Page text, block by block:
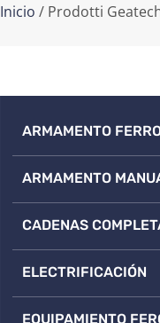
Inicio / Prodotti
ARMAMENTO
ARMAMENTO
CADENAS
ELECTRIFICACIÓN
EQUIPAMIENTO